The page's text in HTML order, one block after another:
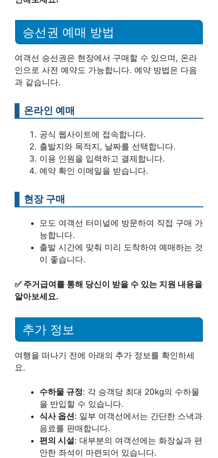
승선권 예매 방법
여객선 승선권은 현장에서 구매할 수 있으며, 온라
인으로 사전 예약도 가능합니다. 예약 방법은 다음
과 같습니다.
온라인 예매
공식 웹사이트에 접속합니다.
출발지와 목적지, 날짜를 선택합니다.
이용 인원을 입력하고 결제합니다.
예약 확인 이메일을 받습니다.
현장 구매
모도 여객선 터미널에 방문하여 직접 구매 가
능합니다.
출발 시간에 맞춰 미리 도착하여 예매하는 것
이 좋습니다.
✅ 주거급여를 통해 당신이 받을 수 있는 지원 내용을
알아보세요.
추가 정보
여행을 떠나기 전에 아래의 추가 정보를 확인하세
요.
수하물 규정: 각 승객당 최대 20kg의 수하물
을 반입할 수 있습니다.
식사 옵션: 일부 여객선에서는 간단한 스낵과
음료를 판매합니다.
편의 시설: 대부분의 여객선에는 화장실과 편
안한 좌석이 마련되어 있습니다.